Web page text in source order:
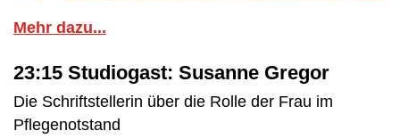
Mehr dazu...
23:15 Studiogast: Susanne Gregor
Die Schriftstellerin über die Rolle der Frau im
Pflegenotstand